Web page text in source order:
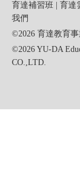
育達補習班 育達
我們
©2026 育達教育
©2026 YU-DA
CO.,LTD.